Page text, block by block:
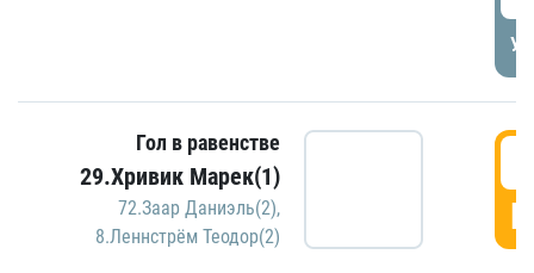
Гол в равенстве
29.Хривик Марек(1)
72.Заар Даниэль(2),
8.Леннстрём Теодор(2)